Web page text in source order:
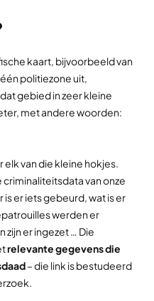
kaart, bijvoorbeeld van
politiezone uit,
gebied in zeer kleine
met andere woorden:
elk van die kleine hokjes.
criminaliteitsdata van onze
er iets gebeurd, wat is er
werden er
er ingezet … Die
relevante gegevens die
– die link is bestudeerd